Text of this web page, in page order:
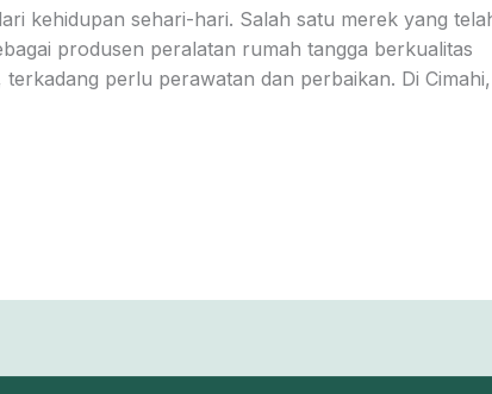
kehidupan sehari-hari. Salah satu merek yang
produsen peralatan rumah tangga berkualitas
perlu perawatan dan perbaikan. Di Cimahi,